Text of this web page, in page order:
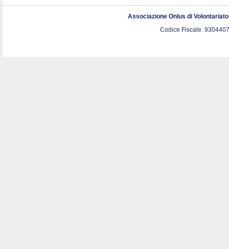
Associazione Onlus di
Codice Fiscale.